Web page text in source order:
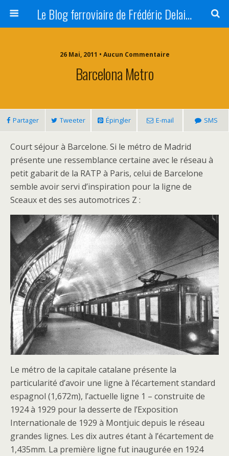
Le Blog ferroviaire de Frédéric Delaitre
26 Mai, 2011 • Aucun Commentaire
Barcelona Metro
Partager Tweeter Épingler E-mail SMS
Court séjour à Barcelone. Si le métro de Madrid
présente une ressemblance certaine avec le réseau à
petit gabarit de la RATP à Paris, celui de Barcelone
semble avoir servi d’inspiration pour la ligne de
Sceaux et des ses automotrices Z :
Le métro de la capitale catalane présente la
particularité d’avoir une ligne à l’écartement standard
espagnol (1,672m), l’actuelle ligne 1 – construite de
1924 à 1929 pour la desserte de l’Exposition
Internationale de 1929 à Montjuic depuis le réseau
grandes lignes. Les dix autres étant à l’écartement de
1,435mm. La première ligne fut inaugurée en 1924